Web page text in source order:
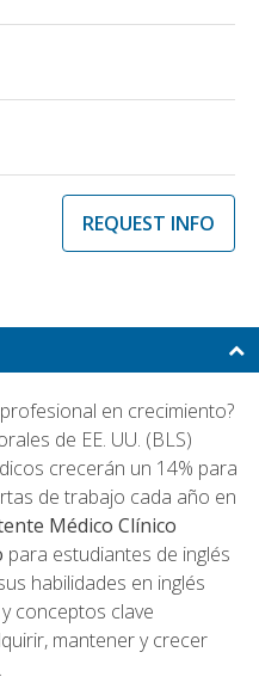
REQUEST INFO
en crecimiento?
de EE. UU. (BLS)
crecerán un 14% para
de trabajo cada año en
Médico Clínico
para estudiantes de inglés
habilidades en inglés
conceptos clave
mantener y crecer